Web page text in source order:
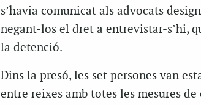
s’havia comunicat als advocats
negant-los el dret a entrevistar-s’hi,
la detenció.
Dins la presó, les set persones van
entre reixes amb totes les mesures